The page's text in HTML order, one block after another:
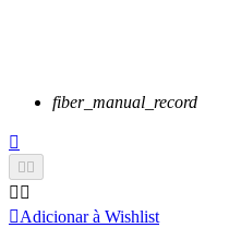
fiber_manual_record

 
 
Adicionar à Wishlist